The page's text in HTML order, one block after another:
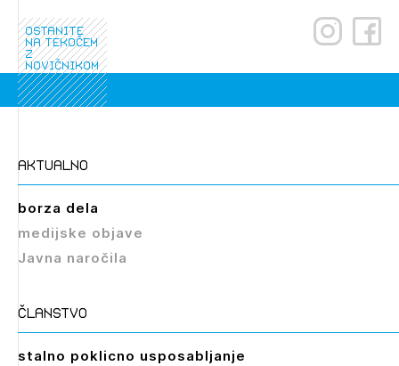
ostanite
na tekočem
z
novičnikom
aktualno
borza dela
medijske objave
Javna naročila
članstvo
stalno poklicno usposabljanje